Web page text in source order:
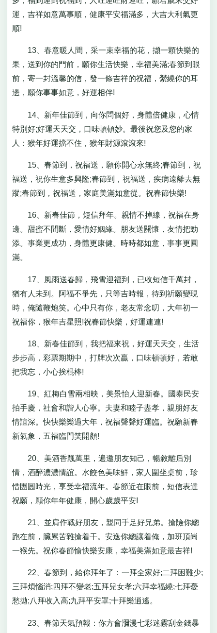
運，吉祥如意萬事順，健康平安福滿多，大吉大利氣更
順!
13、春意暖人間，采一束幸福的花，擷一顆快樂的
果，送到你的門前，願你生活快樂，幸福美滿;春節到眼
前，寄一封溫馨的信，發一條吉祥的祝福，縈繞你的耳
邊，願你事事如意，好運相伴!
14、新年佳節到，向你問個好，身體倍健康，心情
特別好;好運天天交，口味頓頓妙。最後祝您及您的家
人：猴年好運擋不住，猴年財源滾滾來!
15、春節到，祝福送，願你開心永無終;春節到，祝
福送，祝你生意多興隆;春節到，祝福送，疾病遠離去無
蹤;春節到，祝福送，家庭美滿如意從。祝春節快樂!
16、新春佳節，短信拜年。親情不掉線，祝福在身
邊。甜蜜不間斷，愛情好姻緣。朋友送關懷，友情把勁
添。事業更成功，身體更康健。時時都如意，事事更圓
滿。
17、風雨送春歸，飛雪迎福到，已收短信千萬封，
猶有人未到。阿福不爭先，只等吉時報，待到祈願變現
時，俺隨鞭炮笑。心中只有你，老友常念叨，大年初一
祝福你，猴年吉星照!祝春節快樂，好運連連!
18、新春佳節到，我把福來祝，好運天天交，生活
步步高，彩票期期中，打牌次次贏，口味頓頓好，若敢
把我忘，小心挨棍棒!
19、紅梅白雪兩相映，美景怡人迎新春。國泰民安
拍手慶，社會和諧人心寧。夫妻和睦子盡孝，親朋好友
情誼深。快快樂樂過大年，祝福聲聲好運臨。祝願新春
新氣象，五福臨門笑開顏!
20、美酒香飄萬里，遍邀朋友知己，暢敘離后別
情，酒醉濃濃情誼。水餃色美味鮮，家人圍坐桌前，珍
惜團圓時光，享受幸福流年。春節近在眼前，短信表達
祝願，願你年年健康，開心歲歲平安!
21、並肩作戰好朋友，親同手足好兄弟。搶險你總
跑在前，臟累苦雜搶着干。安逸你總讓着俺，加班頂崗
一猴先。祝你春節愉快樂安康，幸福美滿如意最吉祥!
22、春節到，給你拜年了：一拜全家好;二拜困難少;
三拜煩惱消;四拜不變老;五拜兒女孝;六拜幸福繞;七拜憂
愁拋;八拜收入高;九拜平安罩;十拜樂逍遙。
23、春節天氣預報：你方會瀰漫七彩迷霧刮金錢暴